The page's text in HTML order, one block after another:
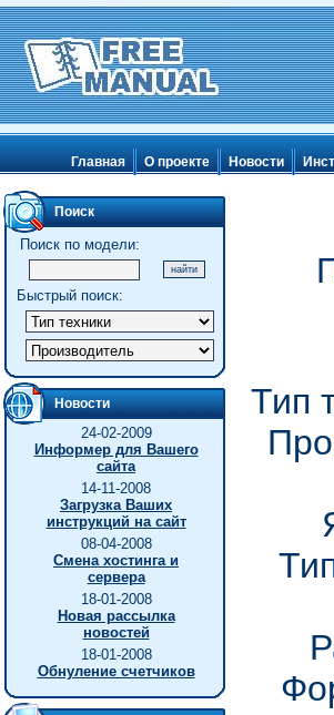
Главная О проекте Новости
Поиск
Поиск по модели:
Быстрый поиск:
Новости
24-02-2009
Информер для Вашего
сайта
14-11-2008
Загрузка Ваших
инструкций на сайт
08-04-2008
Смена хостинга и
сервера
18-01-2008
Новая рассылка
новостей
18-01-2008
Обнуление счетчиков
Тип